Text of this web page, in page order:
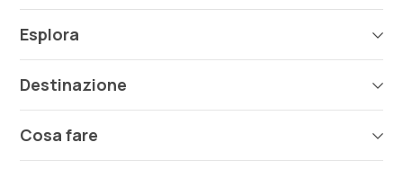
Esplora
Destinazione
Cosa fare